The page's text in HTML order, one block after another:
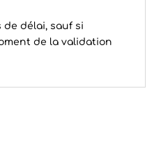
de délai, sauf si
de la validation